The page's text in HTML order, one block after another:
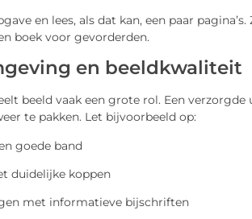
en lees, als dat kan, een paar
boek voor gevorderden.
en beeldkwaliteit
beeld vaak een grote rol. Een
te pakken. Let bijvoorbeeld op:
goede band
duidelijke koppen
met informatieve bijschriften